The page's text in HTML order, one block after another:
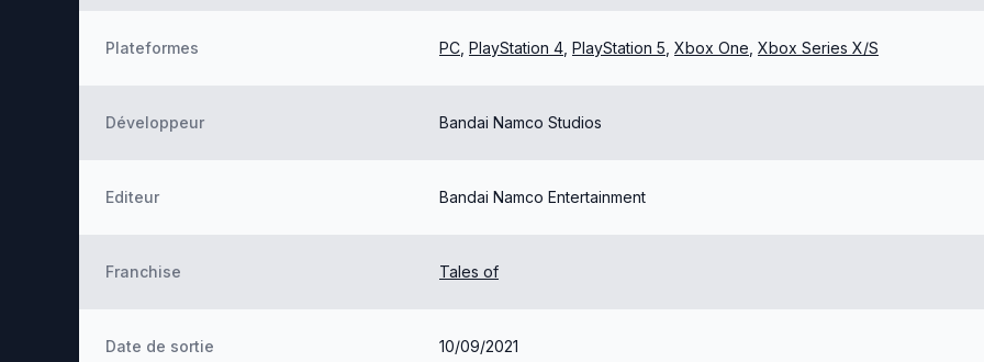
Plateformes PC PlayStation 4 PlayStation 5 Xbox One Xbox Series X/S
Développeur Bandai Namco Studios
Editeur Bandai Namco Entertainment
Franchise Tales of
Date de sortie 10/09/2021